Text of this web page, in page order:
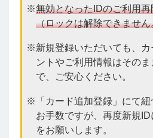
無効となったIDのご利用
（ロックは解除できません
新規登録いただいても、
ントやご利用情報はその
で、ご安心ください。
「カード追加登録」にて
お手数ですが、再度新規
をお願いします。